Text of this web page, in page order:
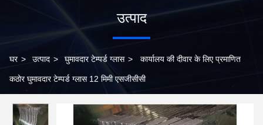
उत्पाद
घर > उत्पाद > घुमावदार टेम्पर्ड ग्लास > कार्यालय की दीवार के लिए प्रमाणित
कठोर घुमावदार टेम्पर्ड ग्लास 12 मिमी एसजीसीसी